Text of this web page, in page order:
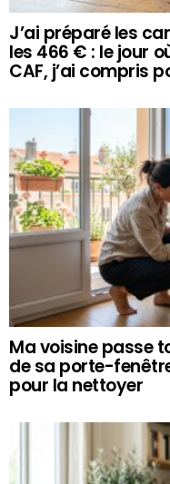
J’ai préparé les
les 466 € : le jour
CAF, j’ai compris
Ma voisine passe
de sa porte-
pour la nettoyer